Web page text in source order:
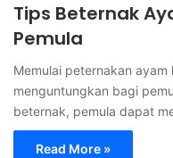
Tips Beternak
Pemula
Memulai peternakan
menguntungkan bagi
beternak, pemula dapat
Read More »